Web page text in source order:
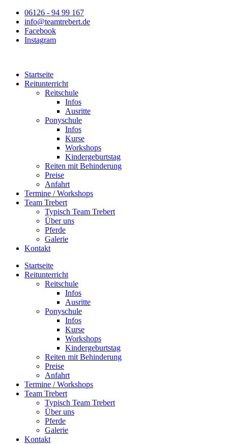
Zum
Inhalt
springen
06126 - 94 99 167
info@teamtrebert.de
Facebook
Instagram
Startseite
Reitunterricht
Reitschule
Infos
Ausritte
Ponyschule
Infos
Kurse
Workshops
Kindergeburtstag
Reiten mit Behinderung
Preise
Anfahrt
Termine / Workshops
Team Trebert
Typisch Team Trebert
Über uns
Pferde
Galerie
Kontakt
Startseite
Reitunterricht
Reitschule
Infos
Ausritte
Ponyschule
Infos
Kurse
Workshops
Kindergeburtstag
Reiten mit Behinderung
Preise
Anfahrt
Termine / Workshops
Team Trebert
Typisch Team Trebert
Über uns
Pferde
Galerie
Kontakt